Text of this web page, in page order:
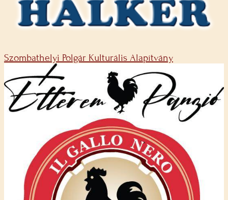
Szombathelyi Polgár Kulturális Alapítvány